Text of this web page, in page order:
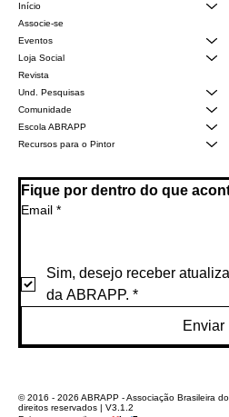
Início
Associe-se
Eventos
Loja Social
Revista
Und. Pesquisas
Comunidade
Escola ABRAPP
Recursos para o Pintor
Fique por dentro do que
Email *
Sim, desejo receber
da ABRAPP. *
Enviar
© 2016 - 2026 ABRAPP - Associação Brasileira
direitos reservados | V3.1.2